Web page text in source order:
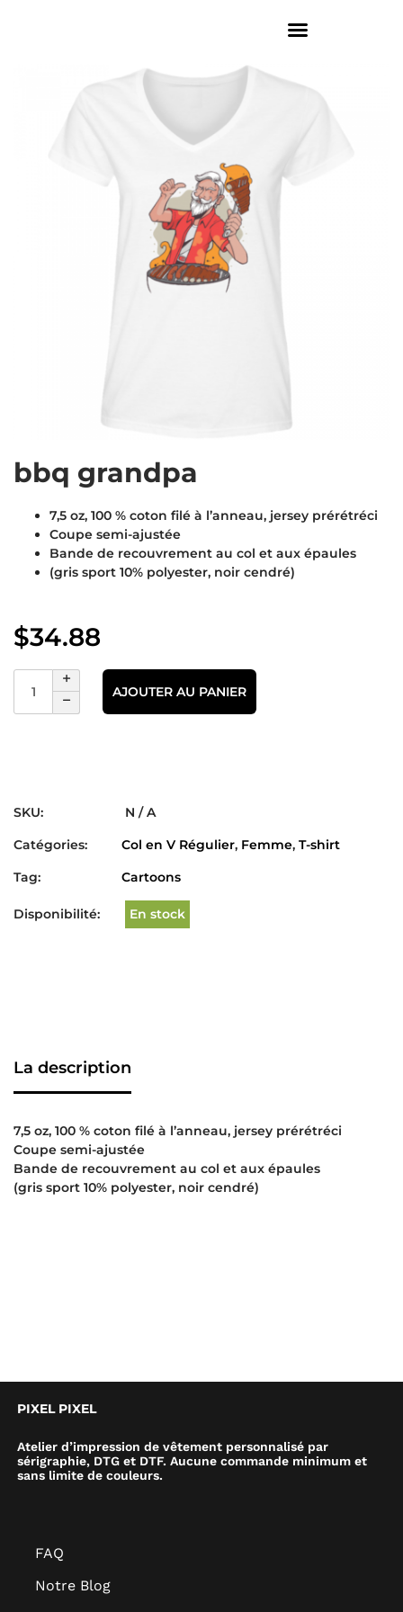
bbq grandpa
7,5 oz, 100 % coton filé à l’anneau, jersey prérétréci
Coupe semi-ajustée
Bande de recouvrement au col et aux épaules
(gris sport 10% polyester, noir cendré)
$34.88
AJOUTER AU PANIER
SKU:
N / A
Catégories:
Col en V Régulier, Femme, T-shirt
Tag:
Cartoons
Disponibilité: En stock
La description
7,5 oz, 100 % coton filé à l’anneau, jersey prérétréci
Coupe semi-ajustée
Bande de recouvrement au col et aux épaules
(gris sport 10% polyester, noir cendré)
PIXEL PIXEL
Atelier d’impression de vêtement personnalisé par
sérigraphie, DTG et DTF. Aucune commande minimum et
sans limite de couleurs.
FAQ
Notre Blog